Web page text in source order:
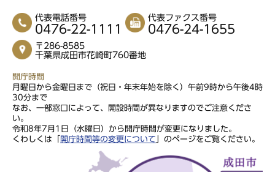
代表電話番号
0476-22-1111
代表ファクス番号
0476-24-1655
〒286-8585
千葉県成田市花崎町760番地
開庁時間
月曜日から金曜日まで（祝日・年末年始を除く）午前9時から午後4時
30分まで
なお、一部窓口によって、開設時間が異なりますのでご注意くださ
い。
令和8年7月1日（水曜日）から開庁時間が変更になりました。
くわしくは「
開庁時間等の変更について 」のページをご覧ください。